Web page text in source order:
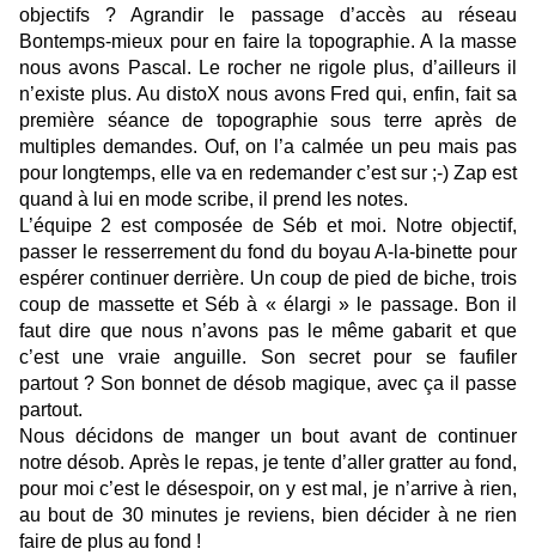
objectifs ? Agrandir le passage d’accès au réseau
Bontemps-mieux pour en faire la topographie. A la masse
nous avons Pascal. Le rocher ne rigole plus, d’ailleurs il
n’existe plus. Au distoX nous avons Fred qui, enfin, fait sa
première séance de topographie sous terre après de
multiples demandes. Ouf, on l’a calmée un peu mais pas
pour longtemps, elle va en redemander c’est sur ;-) Zap est
quand à lui en mode scribe, il prend les notes.
L’équipe 2 est composée de Séb et moi. Notre objectif,
passer le resserrement du fond du boyau A-la-binette pour
espérer continuer derrière. Un coup de pied de biche, trois
coup de massette et Séb à « élargi » le passage. Bon il
faut dire que nous n’avons pas le même gabarit et que
c’est une vraie anguille. Son secret pour se faufiler
partout ? Son bonnet de désob magique, avec ça il passe
partout.
Nous décidons de manger un bout avant de continuer
notre désob. Après le repas, je tente d’aller gratter au fond,
pour moi c’est le désespoir, on y est mal, je n’arrive à rien,
au bout de 30 minutes je reviens, bien décider à ne rien
faire de plus au fond !